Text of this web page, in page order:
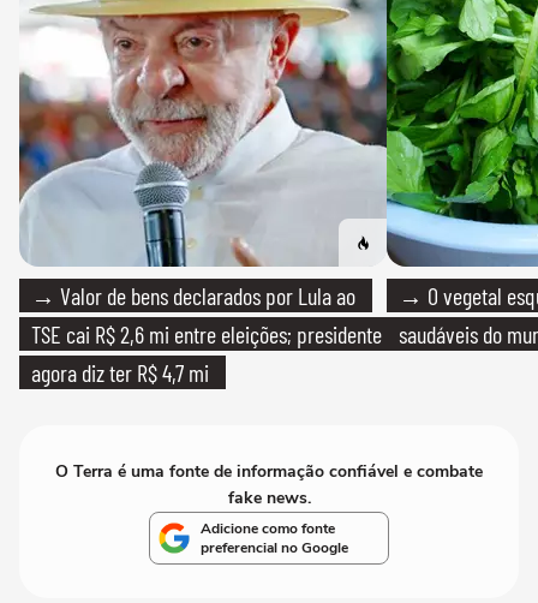
→ Valor de bens declarados por Lula ao
TSE cai R$ 2,6 mi entre eleições; presidente
agora diz ter R$ 4,7 mi
→ O vegetal
saudáveis do
O Terra é uma fonte de informação confiável e combate
fake news.
Adicione como fonte
preferencial no Google